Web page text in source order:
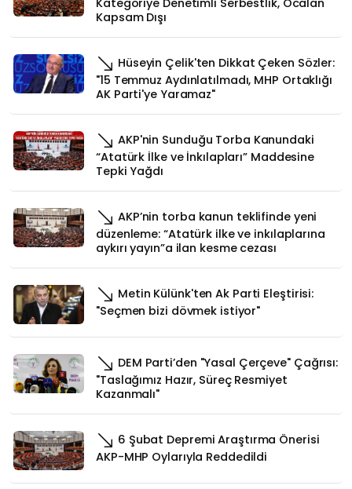
Kapsam Dışı
Hüseyin Çelik'ten Dikkat Çeken Sözler:
"15 Temmuz Aydınlatılmadı, MHP Ortaklığı
AK Parti'ye Yaramaz"
AKP'nin Sunduğu Torba Kanundaki
“Atatürk İlke ve İnkılapları” Maddesine
Tepki Yağdı
AKP’nin torba kanun teklifinde yeni
düzenleme: “Atatürk ilke ve inkılaplarına
aykırı yayın”a ilan kesme cezası
Metin Külünk'ten Ak Parti Eleştirisi:
"Seçmen bizi dövmek istiyor"
DEM Parti’den "Yasal Çerçeve" Çağrısı:
"Taslağımız Hazır, Süreç Resmiyet
Kazanmalı"
6 Şubat Depremi Araştırma Önerisi
AKP-MHP Oylarıyla Reddedildi